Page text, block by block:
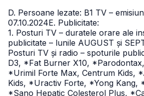
D. Persoane lezate: B1 TV –
07.10.2024E. Publicitate:
1. Posturi TV – duratele orare ale
publicitate – lunile AUGUST și
Posturi TV și radio – spoturile
D3, *Fat Burner X10,
*Urimil Forte Max, Centrum Kids,
Kids, *Uractiv Forte, *Yong Kang,
*Sano Hepatic Colesterol Plus,